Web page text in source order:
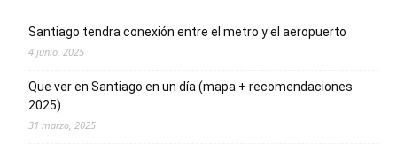
Santiago tendra conexión entre el metro y el aeropuerto
4 junio, 2025
Que ver en Santiago en un día (mapa + recomendaciones
2025)
31 marzo, 2025